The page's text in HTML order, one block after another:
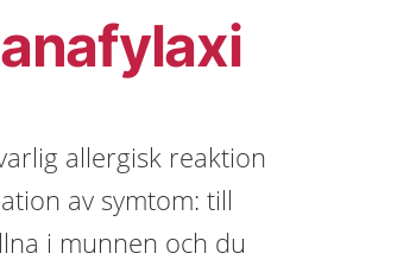
allergisk reaktion
av symtom: till
i munnen och du